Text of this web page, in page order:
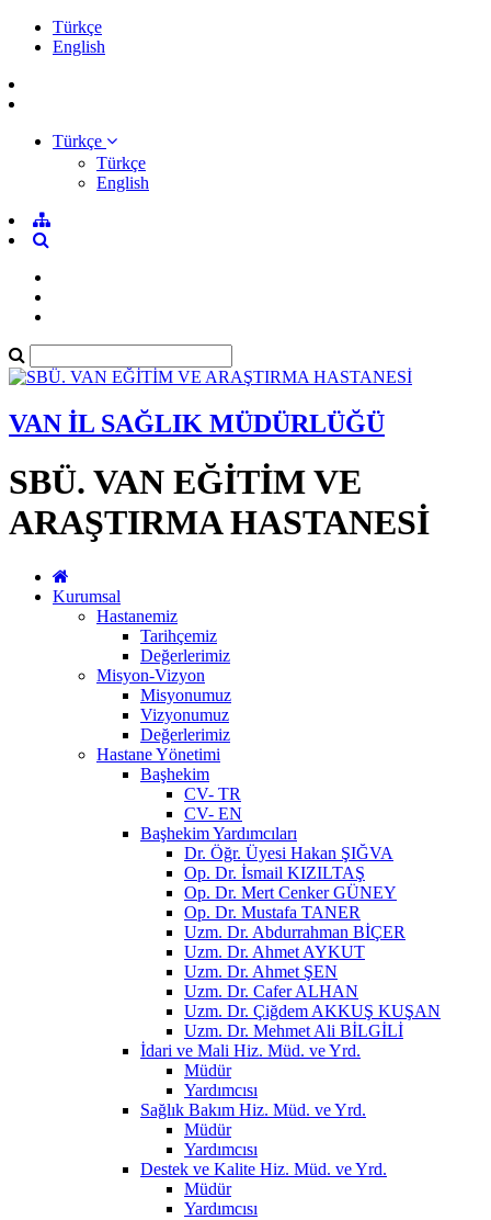
Türkçe
English
Türkçe
Türkçe
English
VAN İL SAĞLIK MÜDÜRLÜĞÜ
SBÜ. VAN EĞİTİM VE
ARAŞTIRMA HASTANESİ
Kurumsal
Hastanemiz
Tarihçemiz
Değerlerimiz
Misyon-Vizyon
Misyonumuz
Vizyonumuz
Değerlerimiz
Hastane Yönetimi
Başhekim
CV- TR
CV- EN
Başhekim Yardımcıları
Dr. Öğr. Üyesi Hakan ŞIĞVA
Op. Dr. İsmail KIZILTAŞ
Op. Dr. Mert Cenker GÜNEY
Op. Dr. Mustafa TANER
Uzm. Dr. Abdurrahman BİÇER
Uzm. Dr. Ahmet AYKUT
Uzm. Dr. Ahmet ŞEN
Uzm. Dr. Cafer ALHAN
Uzm. Dr. Çiğdem AKKUŞ KUŞAN
Uzm. Dr. Mehmet Ali BİLGİLİ
İdari ve Mali Hiz. Müd. ve Yrd.
Müdür
Yardımcısı
Sağlık Bakım Hiz. Müd. ve Yrd.
Müdür
Yardımcısı
Destek ve Kalite Hiz. Müd. ve Yrd.
Müdür
Yardımcısı